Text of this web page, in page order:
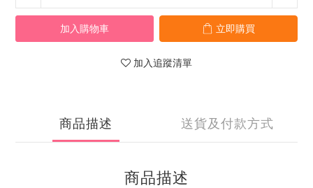
加入購物車 立即購買
加入追蹤清單
商品描述 送貨及付款方式
商品描述